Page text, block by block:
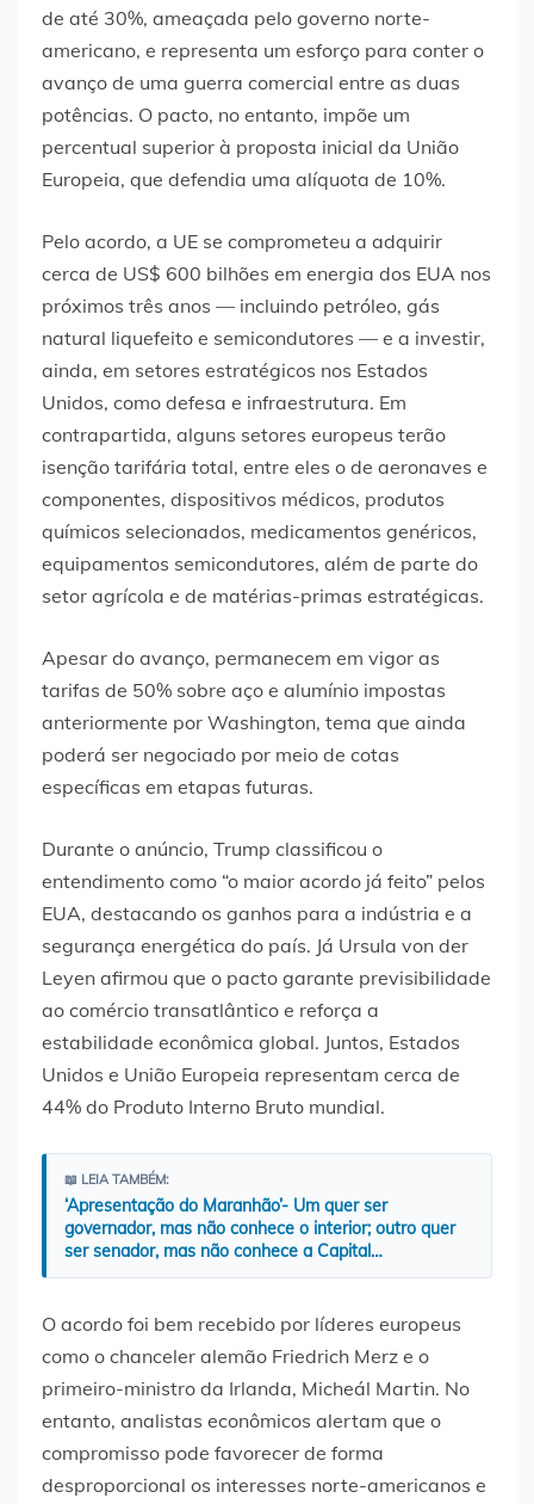
de até 30%, ameaçada pelo governo norte-
americano, e representa um esforço para conter o
avanço de uma guerra comercial entre as duas
potências. O pacto, no entanto, impõe um
percentual superior à proposta inicial da União
Europeia, que defendia uma alíquota de 10%.
Pelo acordo, a UE se comprometeu a adquirir
cerca de US$ 600 bilhões em energia dos EUA nos
próximos três anos — incluindo petróleo, gás
natural liquefeito e semicondutores — e a investir,
ainda, em setores estratégicos nos Estados
Unidos, como defesa e infraestrutura. Em
contrapartida, alguns setores europeus terão
isenção tarifária total, entre eles o de aeronaves e
componentes, dispositivos médicos, produtos
químicos selecionados, medicamentos genéricos,
equipamentos semicondutores, além de parte do
setor agrícola e de matérias-primas estratégicas.
Apesar do avanço, permanecem em vigor as
tarifas de 50% sobre aço e alumínio impostas
anteriormente por Washington, tema que ainda
poderá ser negociado por meio de cotas
específicas em etapas futuras.
Durante o anúncio, Trump classificou o
entendimento como “o maior acordo já feito” pelos
EUA, destacando os ganhos para a indústria e a
segurança energética do país. Já Ursula von der
Leyen afirmou que o pacto garante previsibilidade
ao comércio transatlântico e reforça a
estabilidade econômica global. Juntos, Estados
Unidos e União Europeia representam cerca de
44% do Produto Interno Bruto mundial.
📖 LEIA TAMBÉM:
‘Apresentação do Maranhão’- Um quer ser
governador, mas não conhece o interior; outro quer
ser senador, mas não conhece a Capital…
O acordo foi bem recebido por líderes europeus
como o chanceler alemão Friedrich Merz e o
primeiro-ministro da Irlanda, Micheál Martin. No
entanto, analistas econômicos alertam que o
compromisso pode favorecer de forma
desproporcional os interesses norte-americanos e